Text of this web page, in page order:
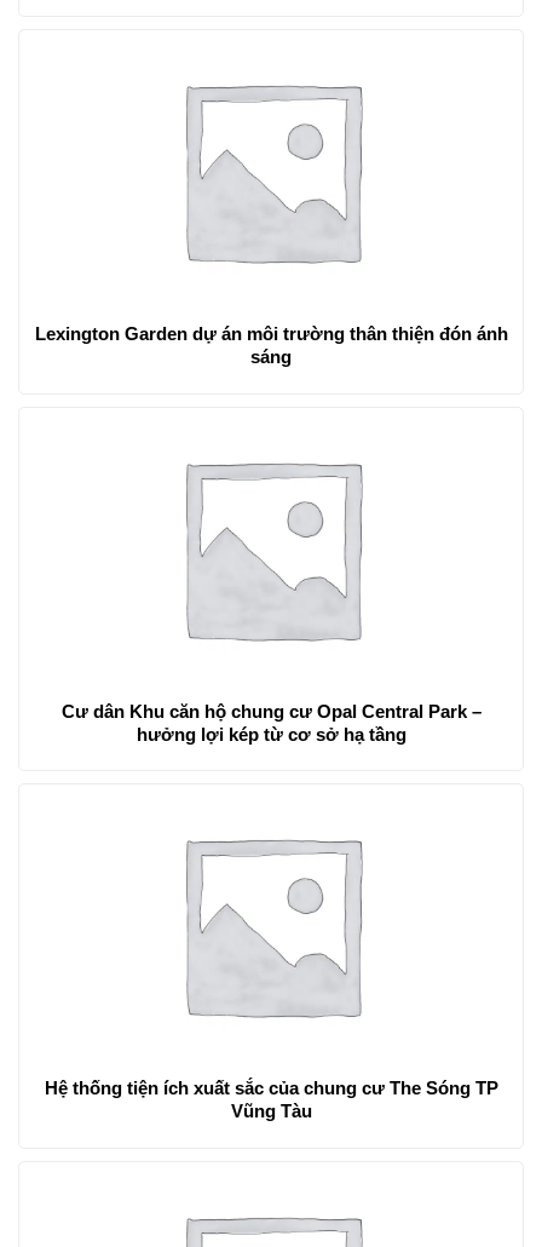
Lexington Garden dự án môi trường thân thiện đón ánh
sáng
Cư dân Khu căn hộ chung cư Opal Central Park –
hưởng lợi kép từ cơ sở hạ tầng
Hệ thống tiện ích xuất sắc của chung cư The Sóng TP
Vũng Tàu